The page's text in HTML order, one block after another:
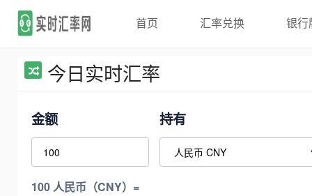
首页 汇率兑换 银行
今日实时汇率
金额 持有
100 人民币（CNY）=